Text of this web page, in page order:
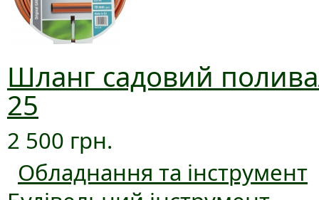
Шланг садовий
25
2 500 грн.
Обладнання та інструмент